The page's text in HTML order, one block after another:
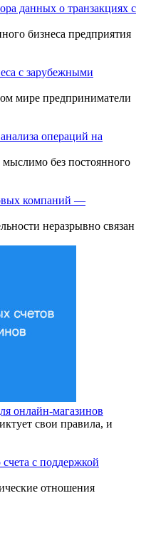
данных о транзакциях с
бизнеса предприятия
с зарубежными
мире предприниматели
операций на
без постоянного
компаний —
неразрывно связан
онлайн-магазинов
свои правила, и
с поддержкой
отношения